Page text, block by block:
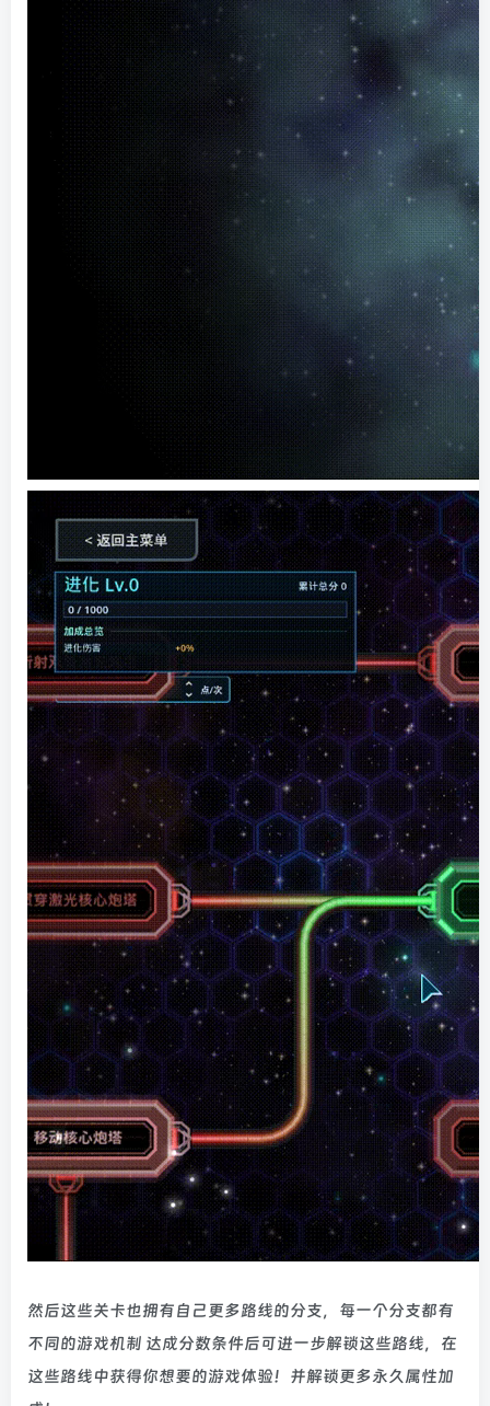
然后这些关卡也拥有自己更多路线的分支，每一个分支都有
不同的游戏机制 达成分数条件后可进一步解锁这些路线，在
这些路线中获得你想要的游戏体验！并解锁更多永久属性加